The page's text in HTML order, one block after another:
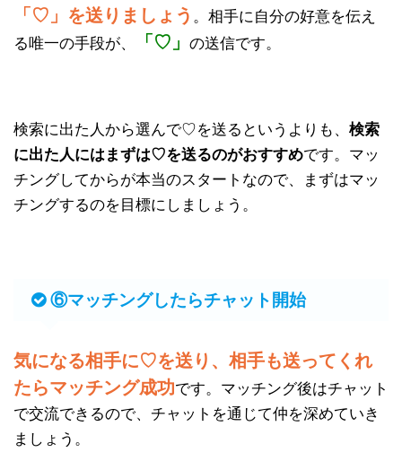
「♡」を送りましょう 。相手に自分の好意を伝え
る唯一の手段が、
「♡」 の送信です。
検索に出た人から選んで♡を送るというよりも、 検索
に出た人にはまずは♡を送るのがおすすめです。マッ
チングしてからが本当のスタートなので、まずはマッ
チングするのを目標にしましょう。
⑥マッチングしたらチャット開始
気になる相手に♡を送り、相手も送ってくれ
たらマッチング成功です。マッチング後はチャット
で交流できるので、チャットを通じて仲を深めていき
ましょう。